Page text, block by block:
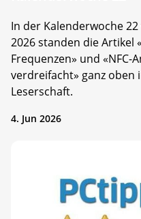
In der Kalenderwoche
2026 standen die Artikel
Frequenzen» und «NFC-
verdreifacht» ganz oben
Leserschaft.
4. Jun 2026